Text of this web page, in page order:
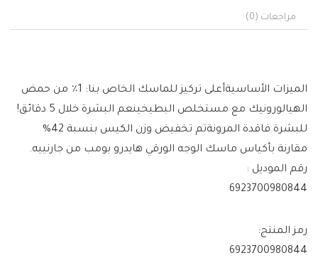
مراجعات (0)
الميزات الأساسيةأعلى تركيز للماسك الخاص بنا: 1٪ من حمض
الهيالورونيك مع مستخلص البطيخينعم البشرة خلال 5 دقائق!
للبشرة فاقدة المرونةتم تخفيض وزن الكيس بنسبة 42%
مقارنة بأكياس ماسك الوجه الورقي هايدرو بومب من جارنييه.
رقم الموديل :
6923700980844
رمز المنتج:
6923700980844